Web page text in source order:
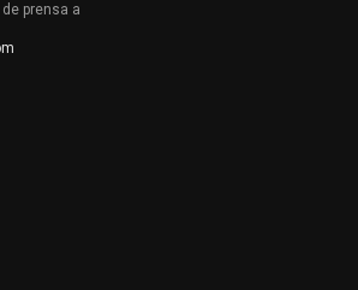
prensa a